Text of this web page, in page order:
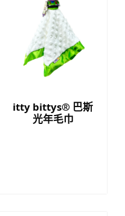
itty bittys® 巴斯
光年毛巾